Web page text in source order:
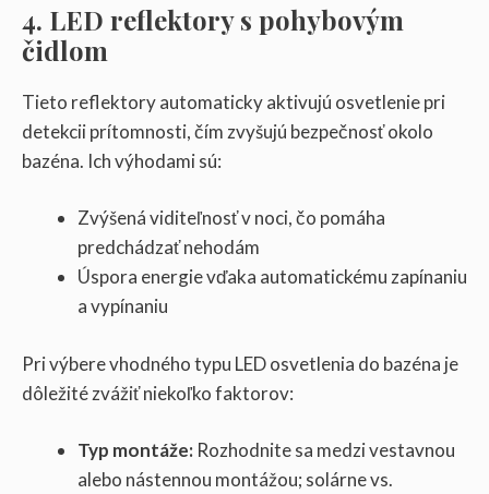
4. LED reflektory s pohybovým
čidlom
Tieto reflektory automaticky aktivujú osvetlenie pri
detekcii prítomnosti, čím zvyšujú bezpečnosť okolo
bazéna. Ich výhodami sú:
Zvýšená viditeľnosť v noci, čo pomáha
predchádzať nehodám
Úspora energie vďaka automatickému zapínaniu
a vypínaniu
Pri výbere vhodného typu LED osvetlenia do bazéna je
dôležité zvážiť niekoľko faktorov:
Typ montáže: Rozhodnite sa medzi vestavnou
alebo nástennou montážou; solárne vs.